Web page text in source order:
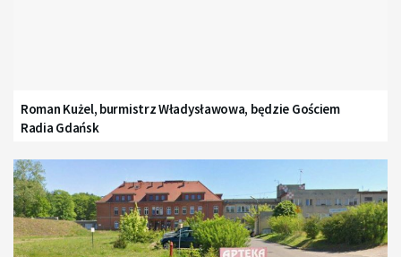
Roman Kużel, burmistrz Władysławowa, będzie Gościem
Radia Gdańsk